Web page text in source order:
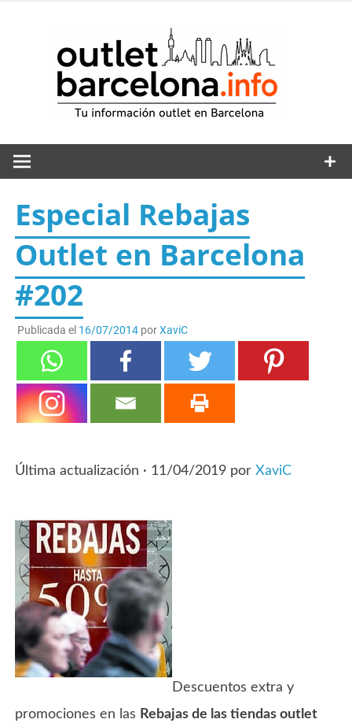
Especial Rebajas
Outlet en Barcelona
#202
Publicada el 16/07/2014porXaviC
Última actualización · 11/04/2019 porXaviC
Descuentos extra y
promociones en las Rebajas de las tiendas outlet